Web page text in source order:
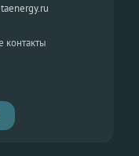
контакты